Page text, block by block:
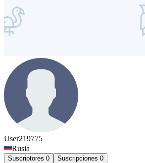
User219775
Rusia
Suscriptores 0 Suscripciones 0